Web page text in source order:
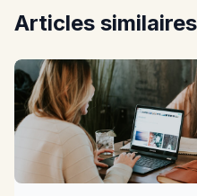
Articles similaires